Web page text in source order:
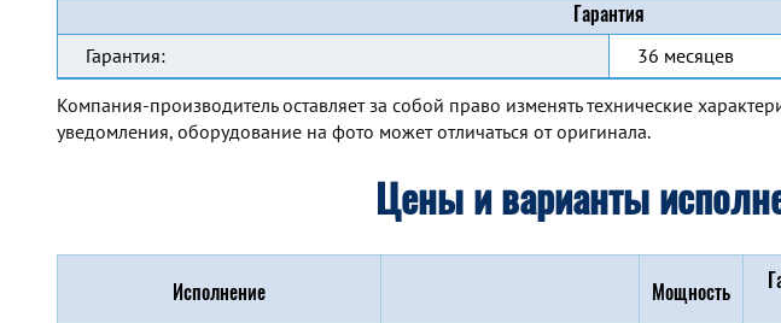
Гарантия
Гарантия: 36 месяцев
Компания-производитель оставляет за собой право изменять технические
уведомления, оборудование на фото может отличаться от оригинала.
Цены и варианты
Исполнение Мощность